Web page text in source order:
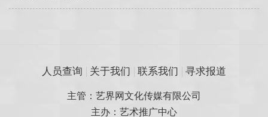
人员查询 关于我们 联系我们 寻求报道
主管：艺界网文化传媒有限公司
主办：艺术推广中心